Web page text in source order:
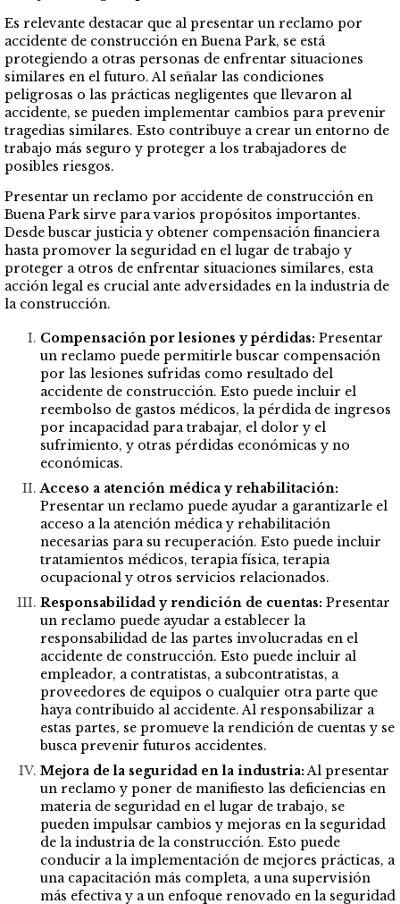
Es relevante destacar que al presentar un reclamo por
accidente de construcción en Buena Park, se está
protegiendo a otras personas de enfrentar situaciones
similares en el futuro. Al señalar las condiciones
peligrosas o las prácticas negligentes que llevaron al
accidente, se pueden implementar cambios para prevenir
tragedias similares. Esto contribuye a crear un entorno de
trabajo más seguro y proteger a los trabajadores de
posibles riesgos.
Presentar un reclamo por accidente de construcción en
Buena Park sirve para varios propósitos importantes.
Desde buscar justicia y obtener compensación financiera
hasta promover la seguridad en el lugar de trabajo y
proteger a otros de enfrentar situaciones similares, esta
acción legal es crucial ante adversidades en la industria de
la construcción.
Compensación por lesiones y pérdidas: Presentar
un reclamo puede permitirle buscar compensación
por las lesiones sufridas como resultado del
accidente de construcción. Esto puede incluir el
reembolso de gastos médicos, la pérdida de ingresos
por incapacidad para trabajar, el dolor y el
sufrimiento, y otras pérdidas económicas y no
económicas.
Acceso a atención médica y rehabilitación:
Presentar un reclamo puede ayudar a garantizarle el
acceso a la atención médica y rehabilitación
necesarias para su recuperación. Esto puede incluir
tratamientos médicos, terapia física, terapia
ocupacional y otros servicios relacionados.
Responsabilidad y rendición de cuentas: Presentar
un reclamo puede ayudar a establecer la
responsabilidad de las partes involucradas en el
accidente de construcción. Esto puede incluir al
empleador, a contratistas, a subcontratistas, a
proveedores de equipos o cualquier otra parte que
haya contribuido al accidente. Al responsabilizar a
estas partes, se promueve la rendición de cuentas y se
busca prevenir futuros accidentes.
Mejora de la seguridad en la industria:Al presentar
un reclamo y poner de manifiesto las deficiencias en
materia de seguridad en el lugar de trabajo, se
pueden impulsar cambios y mejoras en la seguridad
de la industria de la construcción. Esto puede
conducir a la implementación de mejores prácticas, a
una capacitación más completa, a una supervisión
más efectiva y a un enfoque renovado en la seguridad